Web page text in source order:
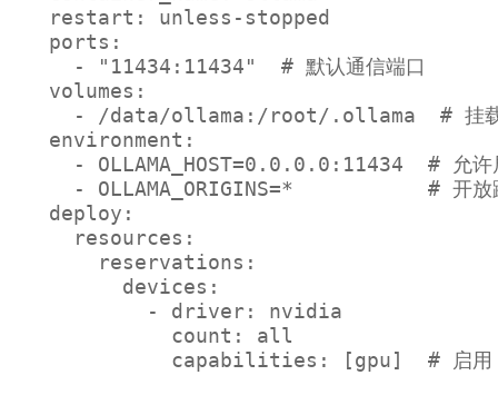
    restart: unless-stopped
    ports:
      - "11434:11434"  # 默认通信端口
    volumes:
- /data/ollama:/root/.ollama  # 挂载
    environment:
- OLLAMA_HOST=0.0.0.0:11434  # 允许
- OLLAMA_ORIGINS=*           # 开放跨
    deploy:
      resources:
        reservations:
          devices:
            - driver: nvidia
              count: all